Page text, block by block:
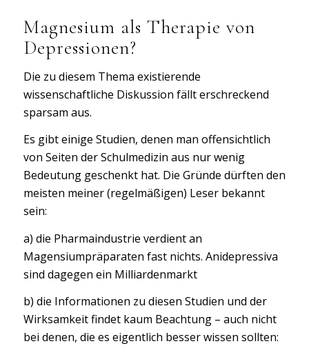
Magnesium als Therapie von
Depressionen?
Die zu diesem Thema existierende
wissenschaftliche Diskussion fällt erschreckend
sparsam aus.
Es gibt einige Studien, denen man offensichtlich
von Seiten der Schulmedizin aus nur wenig
Bedeutung geschenkt hat. Die Gründe dürften den
meisten meiner (regelmäßigen) Leser bekannt
sein:
a) die Pharmaindustrie verdient an
Magensiumpräparaten fast nichts. Anidepressiva
sind dagegen ein Milliardenmarkt
b) die Informationen zu diesen Studien und der
Wirksamkeit findet kaum Beachtung – auch nicht
bei denen, die es eigentlich besser wissen sollten: